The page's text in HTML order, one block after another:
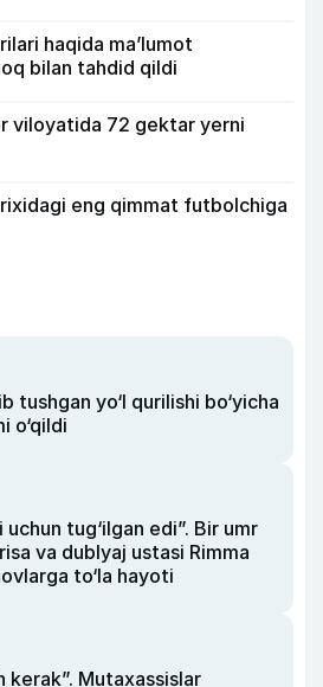
haqida ma’lumot
bilan tahdid qildi
viloyatida 72 gektar yerni
eng qimmat futbolchiga
tushgan yo‘l qurilishi bo‘yicha
o‘qildi
tug‘ilgan edi”. Bir umr
va dublyaj ustasi Rimma
to‘la hayoti
kerak”. Mutaxassislar